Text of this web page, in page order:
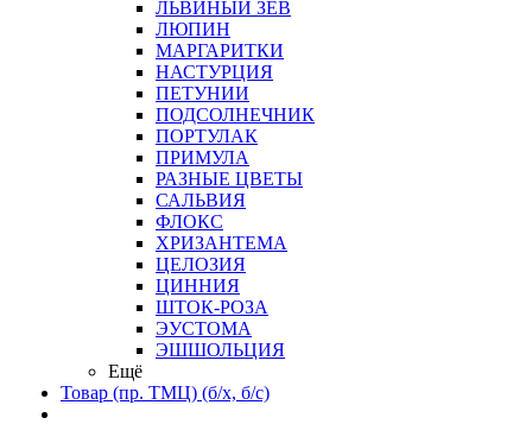
ЛЬВИНЫЙ ЗЕВ
ЛЮПИН
МАРГАРИТКИ
НАСТУРЦИЯ
ПЕТУНИИ
ПОДСОЛНЕЧНИК
ПОРТУЛАК
ПРИМУЛА
РАЗНЫЕ ЦВЕТЫ
САЛЬВИЯ
ФЛОКС
ХРИЗАНТЕМА
ЦЕЛОЗИЯ
ЦИННИЯ
ШТОК-РОЗА
ЭУСТОМА
ЭШШОЛЬЦИЯ
Ещё
Товар (пр. ТМЦ) (б/х, б/с)